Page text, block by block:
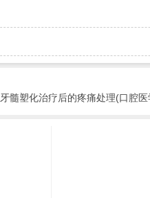
牙髓塑化治疗后的疼痛处理(口腔